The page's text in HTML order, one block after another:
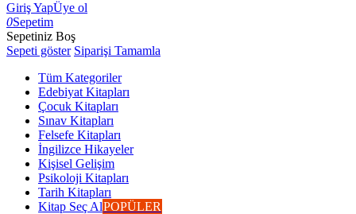
Giriş YapÜye ol
0Sepetim
Sepetiniz Boş
Sepeti göster Siparişi Tamamla
Tüm Kategoriler
Edebiyat Kitapları
Çocuk Kitapları
Sınav Kitapları
Felsefe Kitapları
İngilizce Hikayeler
Kişisel Gelişim
Psikoloji Kitapları
Tarih Kitapları
Kitap Seç AlPOPÜLER